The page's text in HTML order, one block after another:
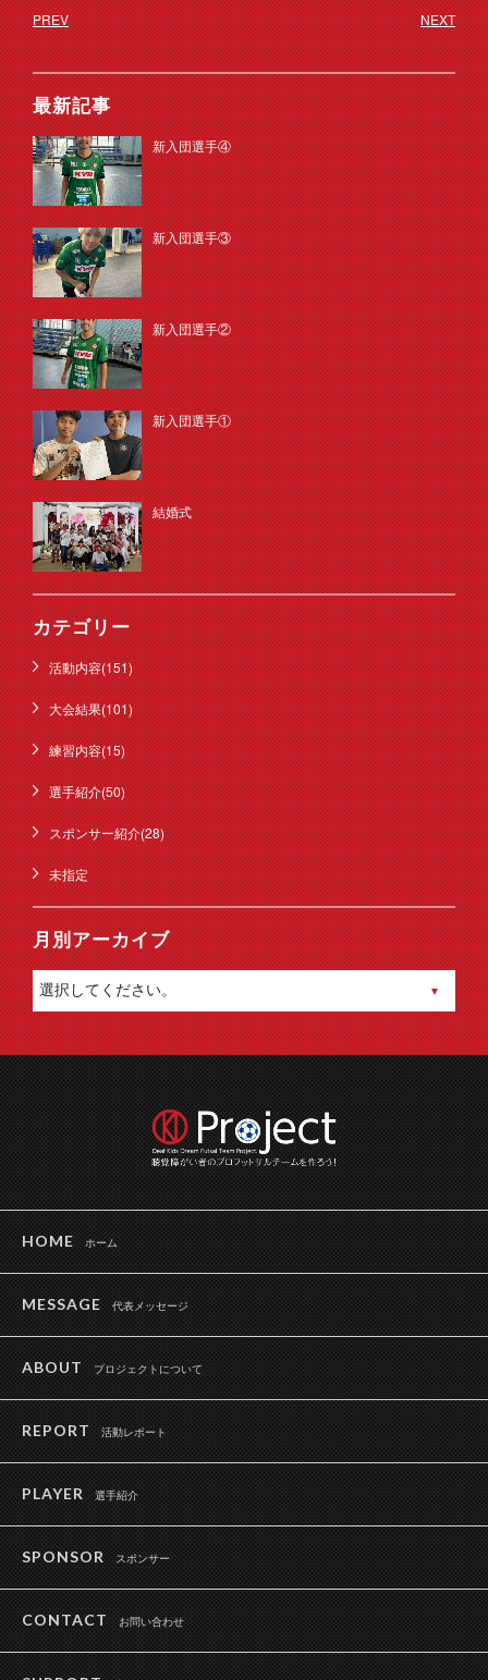
PREV NEXT
最新記事
新入団選手④
新入団選手③
新入団選手②
新入団選手①
結婚式
カテゴリー
活動内容(151)
大会結果(101)
練習内容(15)
選手紹介(50)
スポンサー紹介(28)
未指定
月別アーカイブ
HOME ホーム
MESSAGE 代表メッセージ
ABOUT プロジェクトについて
REPORT 活動レポート
PLAYER 選手紹介
SPONSOR スポンサー
CONTACT お問い合わせ